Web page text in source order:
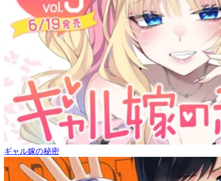
ギャル嫁の秘密